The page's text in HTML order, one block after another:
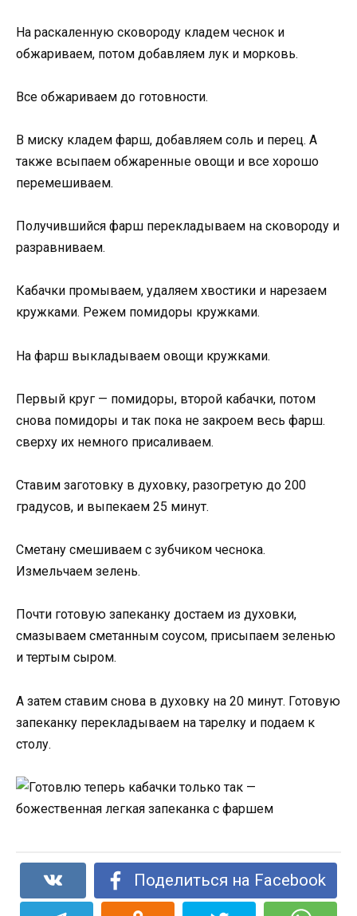
На раскаленную сковороду кладем чеснок и
обжариваем, потом добавляем лук и морковь.
Все обжариваем до готовности.
В миску кладем фарш, добавляем соль и перец. А
также всыпаем обжаренные овощи и все хорошо
перемешиваем.
Получившийся фарш перекладываем на сковороду и
разравниваем.
Кабачки промываем, удаляем хвостики и нарезаем
кружками. Режем помидоры кружками.
На фарш выкладываем овощи кружками.
Первый круг — помидоры, второй кабачки, потом
снова помидоры и так пока не закроем весь фарш.
сверху их немного присаливаем.
Ставим заготовку в духовку, разогретую до 200
градусов, и выпекаем 25 минут.
Сметану смешиваем с зубчиком чеснока.
Измельчаем зелень.
Почти готовую запеканку достаем из духовки,
смазываем сметанным соусом, присыпаем зеленью
и тертым сыром.
А затем ставим снова в духовку на 20 минут. Готовую
запеканку перекладываем на тарелку и подаем к
столу.
Поделиться на Facebook